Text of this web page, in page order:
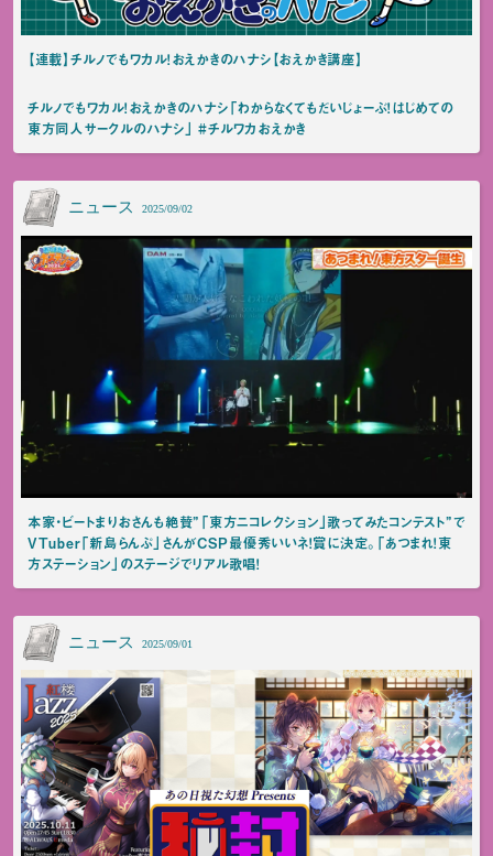
【連載】チルノでもワカル！おえかきのハナシ【おえかき講座】
チルノでもワカル！おえかきのハナシ「わからなくてもだいじょーぶ！はじめての
東方同人サークルのハナシ」 #チルワカおえかき
ニュース 2025/09/02
本家・ビートまりおさんも絶賛”「東方ニコレクション」歌ってみたコンテスト”で
VTuber「新島らんぷ」さんがCSP最優秀いいネ！賞に決定。「あつまれ！東
方ステーション」のステージでリアル歌唱！
ニュース 2025/09/01